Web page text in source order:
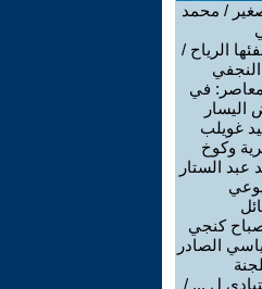
/ محمد
الرياح /
معاصر: في
اليسار
غويلب
وكوخ
الستار
كنجي
الصادر
ل ... /